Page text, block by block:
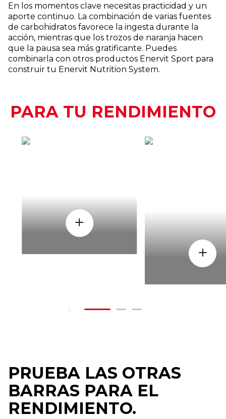
En los momentos clave necesitas practicidad y un
aporte continuo. La combinación de varias fuentes
de carbohidratos favorece la ingesta durante la
acción, mientras que los trozos de naranja hacen
que la pausa sea más gratificante. Puedes
combinarla con otros productos Enervit Sport para
construir tu Enervit Nutrition System.
PARA TU RENDIMIENTO
PRUEBA LAS OTRAS
BARRAS PARA EL
RENDIMIENTO.